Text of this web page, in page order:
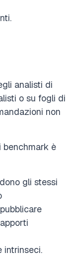
analisti di
o su fogli di
non
benchmark è
gli stessi
intrinseci.